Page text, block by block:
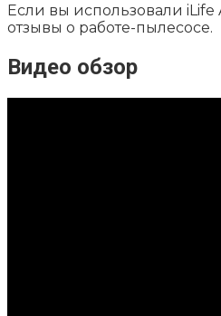
Если вы использовали iLife
отзывы о работе-пылесосе.
Видео обзор